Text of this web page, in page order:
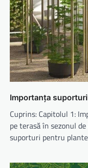
Importanța
Cuprins: Capitolul 1:
pe terasă în sezonul
suporturi pentru